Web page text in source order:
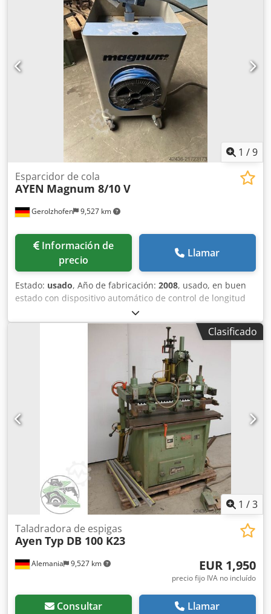
1 /9
Gerolzhofen 9,527 km
Esparcidor de cola
AYEN Magnum 8/10 V
Información de
precio
Llamar
Estado: usado, Año de fabricación: 2008, usado, en buen
estado con dispositivo automático de control de longitud
Marca: Ayen Modelo: Magnum 8/10 V Año de fabricación:
2008 Nº de máquina: 0826788 Depósito de pegamento: 1,4
ltr. Diámetro de espiga: 8 x 10 mm Longitud de espiga: 30-
45 mm con indicador de pegamento Aprobación CE de tipo
Crodpfx Aey A Tbgjk Tjf Pistola de pegamento móvil
Espacio necesario aprox. 480 x 480 x 900 mm Peso aprox.
71 kg Ubicación en almacén: 97447 Gerolzhofen, cargado
libre, sin embalar Entrega en el estado actual según
inspección sin garantía ni responsabilidad
Clasificado
1 /3
Alemania 9,527 km
Taladradora de espigas
Ayen Typ DB 100 K23
EUR 1,950
precio fijo IVA no incluído
Consultar Llamar